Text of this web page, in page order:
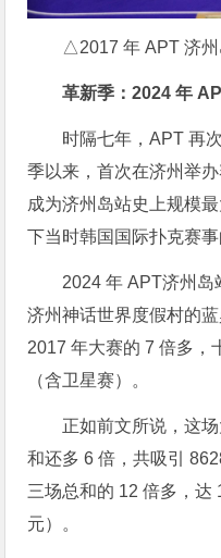
△2017 年 APT 济
革新季：2024 年
时隔七年，APT 再
季以来，首次在济州举办
成为济州岛站史上规模
下当时韩国国际扑克赛事
2024 年 APT济州岛
济州神话世界度假村的
2017 年大赛的 7 倍多，
（含卫星赛）。
正如前文所说，这
和还多 6 倍，共吸引
三场总和的 12 倍多，达
元）。